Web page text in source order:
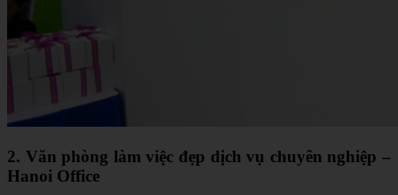
2. Văn phòng làm việc đẹp dịch vụ chuyên nghiệp –
Hanoi Office